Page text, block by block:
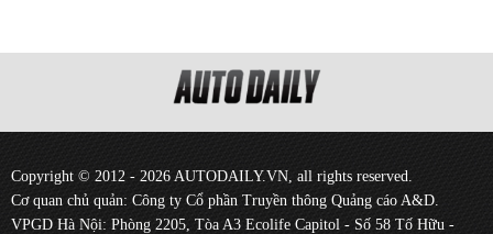
Copyright © 2012 - 2026 AUTODAILY.VN, all rights reserved.
Cơ quan chủ quản: Công ty Cổ phần Truyền thông Quảng cáo A&D.
VPGD Hà Nội: Phòng 2205, Tòa A3 Ecolife Capitol - Số 58 Tố Hữu -